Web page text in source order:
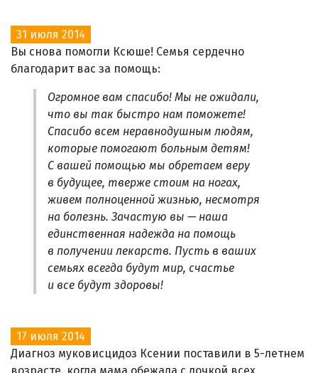
31 июля 2014
Вы снова помогли Ксюше! Семья сердечно
благодарит вас за помощь:
Огромное вам спасибо! Мы не ожидали,
что вы так быстро нам поможете!
Спасибо всем неравнодушным людям,
которые помогают больным детям!
С вашей помощью мы обретаем веру
в будущее, тверже стоим на ногах,
живем полноценной жизнью, несмотря
на болезнь. Зачастую вы — наша
единственная надежда на помощь
в получении лекарств. Пусть в ваших
семьях всегда будут мир, счастье
и все будут здоровы!
17 июля 2014
Диагноз муковисцидоз Ксении поставили в 5-летнем